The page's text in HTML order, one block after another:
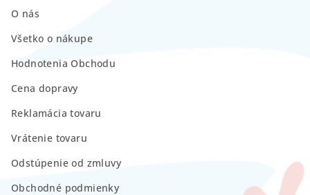
O nás
Všetko o nákupe
Hodnotenia Obchodu
Cena dopravy
Reklamácia tovaru
Vrátenie tovaru
Odstúpenie od zmluvy
Obchodné podmienky